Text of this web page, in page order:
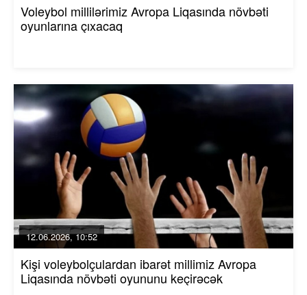
Voleybol millilərimiz Avropa Liqasında növbəti
oyunlarına çıxacaq
12.06.2026, 10:52
Kişi voleybolçulardan ibarət millimiz Avropa
Liqasında növbəti oyununu keçirəcək